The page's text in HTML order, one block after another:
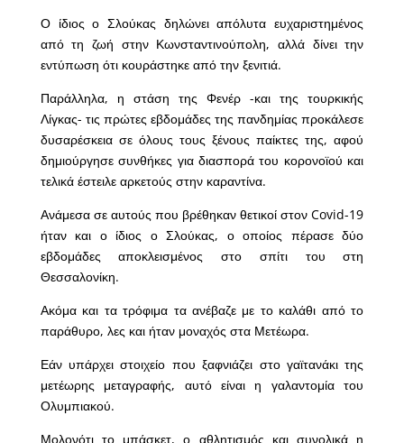
Ο ίδιος ο Σλούκας δηλώνει απόλυτα ευχαριστημένος
από τη ζωή στην Κωνσταντινούπολη, αλλά δίνει την
εντύπωση ότι κουράστηκε από την ξενιτιά.
Παράλληλα, η στάση της Φενέρ -και της τουρκικής
Λίγκας- τις πρώτες εβδομάδες της πανδημίας προκάλεσε
δυσαρέσκεια σε όλους τους ξένους παίκτες της, αφού
δημιούργησε συνθήκες για διασπορά του κορονοϊού και
τελικά έστειλε αρκετούς στην καραντίνα.
Ανάμεσα σε αυτούς που βρέθηκαν θετικοί στον Covid-19
ήταν και ο ίδιος ο Σλούκας, ο οποίος πέρασε δύο
εβδομάδες αποκλεισμένος στο σπίτι του στη
Θεσσαλονίκη.
Ακόμα και τα τρόφιμα τα ανέβαζε με το καλάθι από το
παράθυρο, λες και ήταν μοναχός στα Μετέωρα.
Εάν υπάρχει στοιχείο που ξαφνιάζει στο γαϊτανάκι της
μετέωρης μεταγραφής, αυτό είναι η γαλαντομία του
Ολυμπιακού.
Μολονότι το μπάσκετ, ο αθλητισμός και συνολικά η